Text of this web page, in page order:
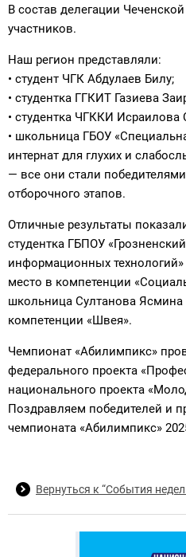
В состав делегации
участников.
Наш регион представляли:
• студент ЧГК Абдулаев Билу;
• студентка ГГКИТ Газиева
• студентка ЧГККИ Исраилова
• школьница ГБОУ
интернат для глухих и
— все они стали
отборочного этапов.
Отличные результаты
студентка ГБПОУ
информационных технологий»
место в компетенции
школьница Султанова Ясмина
компетенции «Швея».
Чемпионат «Абилимпикс»
федерального проекта
национального проекта
Поздравляем победителей и
чемпионата «Абилимпикс»
Вернуться к “События